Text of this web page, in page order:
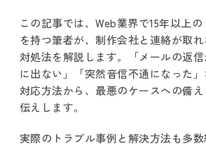
この記事では、Web業界で15年以上
を持つ筆者が、制作会社と連絡が取
対処法を解説します。「メールの返
に出ない」「突然音信不通になった
対応方法から、最悪のケースへの備
伝えします。
実際のトラブル事例と解決方法も多数